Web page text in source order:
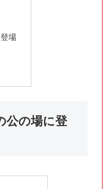
場
公の場に登